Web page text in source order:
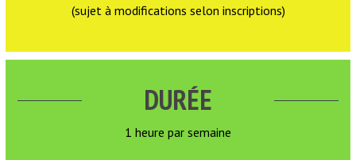
(sujet à modifications selon inscriptions)
DURÉE
1 heure par semaine